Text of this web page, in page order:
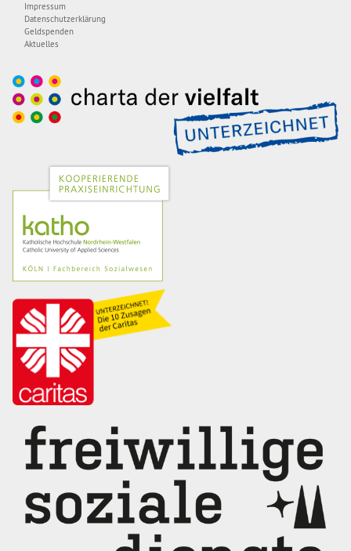
Impressum
Datenschutzerklärung
Geldspenden
Aktuelles